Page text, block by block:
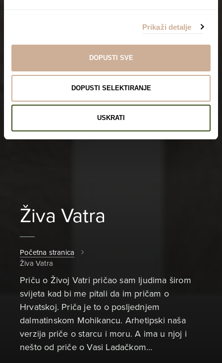
Prikaži detalje
DOPUSTI SVE
DOPUSTI SELEKTIRANJE
USKRATI
Živa Vatra
Početna stranica
Živa Vatra
Priču o Živoj Vatri pričao sam ljudima širom
svijeta kad bi me pitali da im pričam o
Hrvatskoj. Priča je to o posljednjem
dalmatinskom Mohikancu. Arhetipski naša
verzija priče o starcu i moru. A ima u njoj i
nešto od priče o Vasi Ladačkom…